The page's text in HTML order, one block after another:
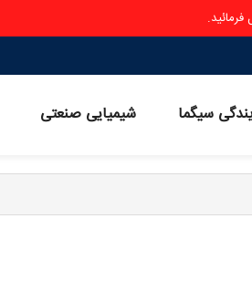
سیگما شیمیایی صنعتی